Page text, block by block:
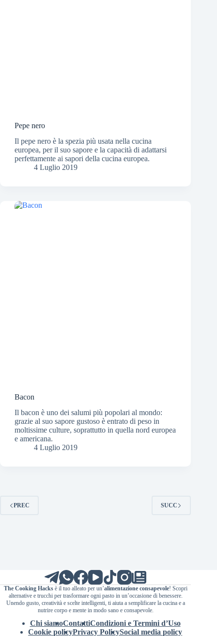
Pepe nero
Il pepe nero è la spezia più usata nella cucina
europea, per il suo sapore e la capacità di adattarsi
perfettamente ai sapori della cucina europea.
4 Luglio 2019
Bacon
Il bacon è uno dei salumi più popolari al mondo:
grazie al suo sapore gustoso è entrato di peso in
moltissime culture, soprattutto in quella nord europea
e americana.
4 Luglio 2019
PREC SUCC
The Cooking Hacksè il tuo alleato per un’alimentazione consapevole! Scopri
alternative e trucchi per trasformare ogni pasto in un’occasione di benessere.
Unendo gusto, creatività e scelte intelligenti, ti aiuta a semplificare la cucina e a
nutrire corpo e mente in modo sano e consapevole.
Chi siamoContattiCondizioni e Termini d’Uso
Cookie policyPrivacy PolicySocial media policy